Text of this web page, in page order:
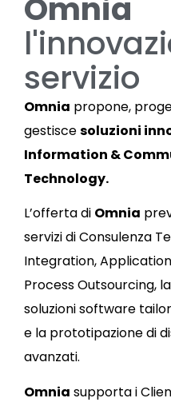
Omnia
servizio
Omnia propone,
gestiscesoluzioni
Information &
Technology.
L’offerta di Omnia
servizi di Consulenza
Integration,
Process Outsourcing,
soluzioni software
e la prototipazione di
avanzati.
Omnia supporta i